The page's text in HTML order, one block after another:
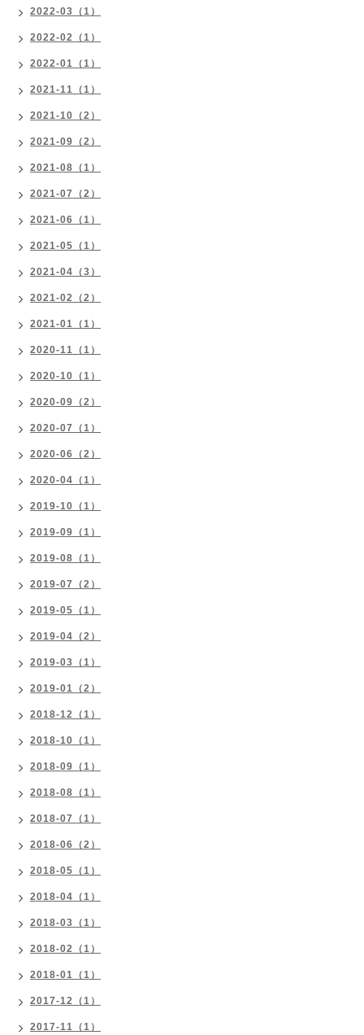
2022-03（1）
2022-02（1）
2022-01（1）
2021-11（1）
2021-10（2）
2021-09（2）
2021-08（1）
2021-07（2）
2021-06（1）
2021-05（1）
2021-04（3）
2021-02（2）
2021-01（1）
2020-11（1）
2020-10（1）
2020-09（2）
2020-07（1）
2020-06（2）
2020-04（1）
2019-10（1）
2019-09（1）
2019-08（1）
2019-07（2）
2019-05（1）
2019-04（2）
2019-03（1）
2019-01（2）
2018-12（1）
2018-10（1）
2018-09（1）
2018-08（1）
2018-07（1）
2018-06（2）
2018-05（1）
2018-04（1）
2018-03（1）
2018-02（1）
2018-01（1）
2017-12（1）
2017-11（1）